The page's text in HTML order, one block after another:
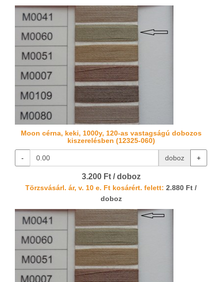
Moon cérna, keki, 1000y, 120-as vastagságú dobozos
kiszerelésben (12325-060)
- doboz +
3.200 Ft / doboz
Törzsvásárl. ár, v. 10 e. Ft kosárért. felett: 2.880 Ft /
doboz